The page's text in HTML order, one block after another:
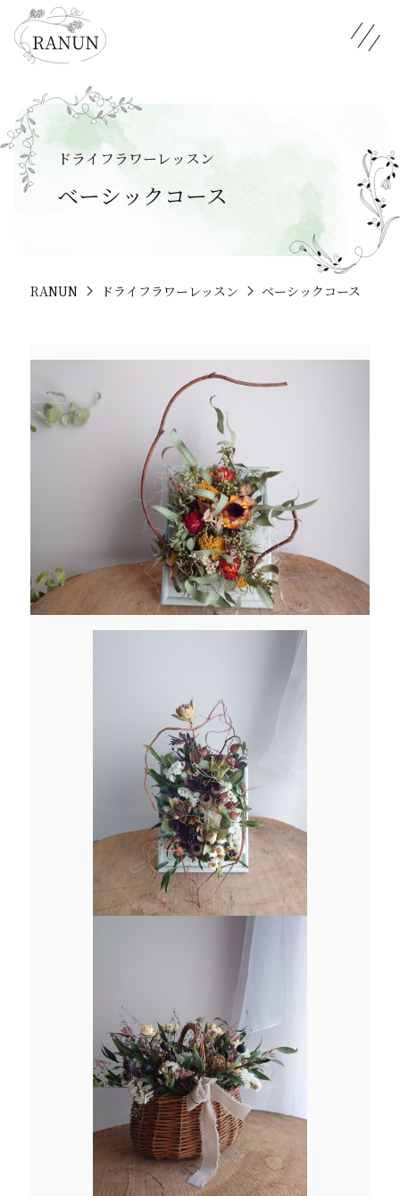
ベーシックコース
ドライフラワーレッスン
RANUN ドライフラワーレッスン ベーシックコース